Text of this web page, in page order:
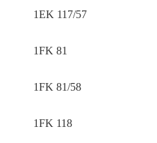
1EK 117/57
1FK 81
1FK 81/58
1FK 118